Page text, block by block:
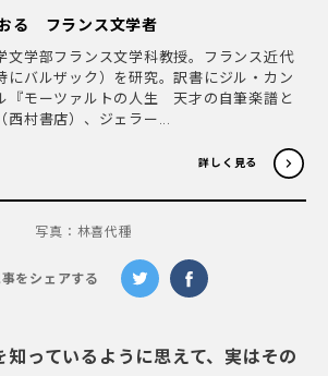
る フランス文学者
文学部フランス文学科教授。フランス近代
にバルザック）を研究。訳書にジル・カン
『モーツァルトの人生 天才の自筆楽譜と
西村書店）、ジェラー...
詳しく見る
写真：林喜代種
をシェアする
知っているように思えて、実はその